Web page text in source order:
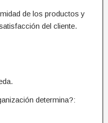
de los productos y
del cliente.
determina?: